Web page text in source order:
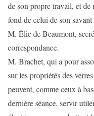
de son propre travail, et
fond de celui de son
M. Élie de Beaumont,
correspondance.
M. Brachet, qui a pour
sur les propriétés des
peuvent, comme ceux à
dernière séance, servir